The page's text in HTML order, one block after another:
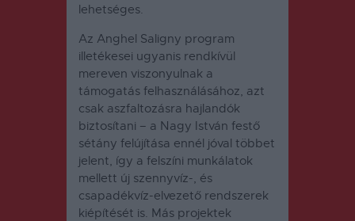
lehetséges.
Az Anghel Saligny program
illetékesei ugyanis rendkívül
mereven viszonyulnak a
támogatás felhasználásához, azt
csak aszfaltozásra hajlandók
biztosítani – a Nagy István festő
sétány felújítása ennél jóval többet
jelent, így a felszíni munkálatok
mellett új szennyvíz-, és
csapadékvíz-elvezető rendszerek
kiépítését is. Más projektek